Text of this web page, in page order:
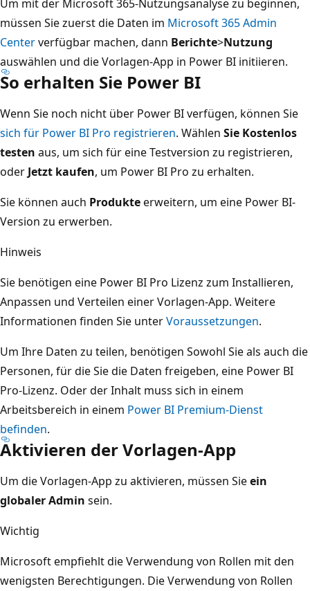
Um mit der Microsoft 365-Nutzungsanalyse zu beginnen,
müssen Sie zuerst die Daten im Microsoft 365 Admin
Centerverfügbar machen, dann Berichte>Nutzung
auswählen und die Vorlagen-App in Power BI initiieren.
So erhalten Sie Power BI
Wenn Sie noch nicht über Power BI verfügen, können Sie
sich für Power BI Pro registrieren. Wählen Sie Kostenlos
testen aus, um sich für eine Testversion zu registrieren,
oder Jetzt kaufen, um Power BI Pro zu erhalten.
Sie können auch Produkteerweitern, um eine Power BI-
Version zu erwerben.
Hinweis
Sie benötigen eine Power BI Pro Lizenz zum Installieren,
Anpassen und Verteilen einer Vorlagen-App. Weitere
Informationen finden Sie unterVoraussetzungen.
Um Ihre Daten zu teilen, benötigen Sowohl Sie als auch die
Personen, für die Sie die Daten freigeben, eine Power BI
Pro-Lizenz. Oder der Inhalt muss sich in einem
Arbeitsbereich in einem Power BI Premium-Dienst
befinden.
Aktivieren der Vorlagen-App
Um die Vorlagen-App zu aktivieren, müssen Sieein
globaler Admin sein.
Wichtig
Microsoft empfiehlt die Verwendung von Rollen mit den
wenigsten Berechtigungen. Die Verwendung von Rollen